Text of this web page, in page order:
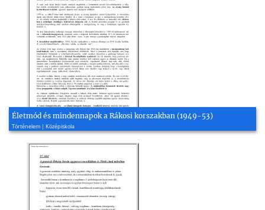
Életmód és mindennapok a Rákosi korszakban (1949-53)
Történelem | Középiskola